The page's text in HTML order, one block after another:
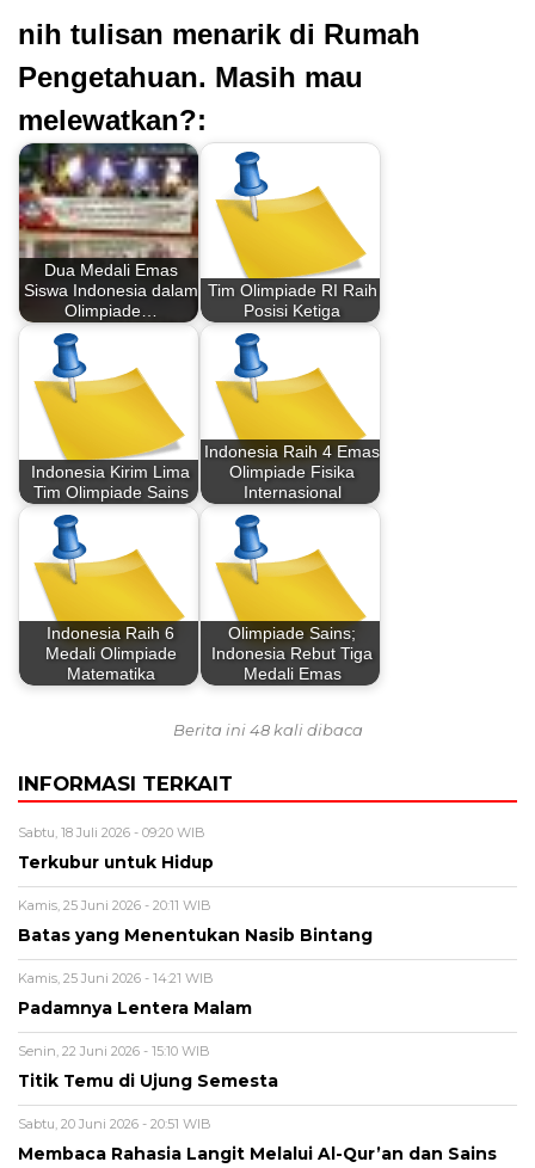
nih tulisan menarik di Rumah
Pengetahuan. Masih mau
melewatkan?:
Dua Medali Emas
Siswa Indonesia dalam
Olimpiade…
Tim Olimpiade RI Raih
Posisi Ketiga
Indonesia Kirim Lima
Tim Olimpiade Sains
Indonesia Raih 4 Emas
Olimpiade Fisika
Internasional
Indonesia Raih 6
Medali Olimpiade
Matematika
Olimpiade Sains;
Indonesia Rebut Tiga
Medali Emas
Berita ini 48 kali dibaca
INFORMASI TERKAIT
Sabtu, 18 Juli 2026 - 09:20 WIB
Terkubur untuk Hidup
Kamis, 25 Juni 2026 - 20:11 WIB
Batas yang Menentukan Nasib Bintang
Kamis, 25 Juni 2026 - 14:21 WIB
Padamnya Lentera Malam
Senin, 22 Juni 2026 - 15:10 WIB
Titik Temu di Ujung Semesta
Sabtu, 20 Juni 2026 - 20:51 WIB
Membaca Rahasia Langit Melalui Al-Qur’an dan Sains